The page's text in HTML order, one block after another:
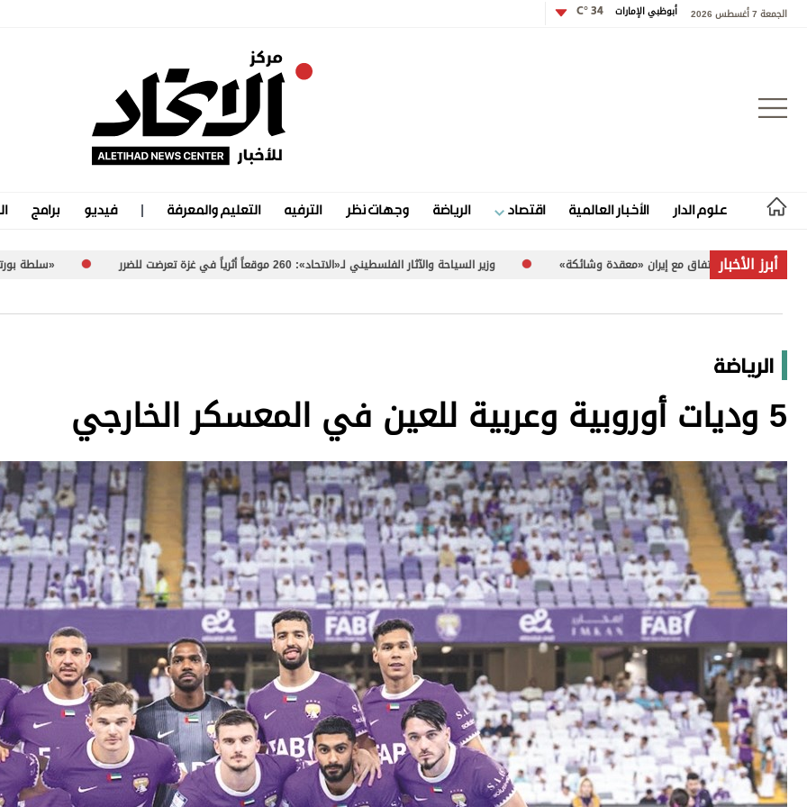
الجمعة 7 أغسطس 2026 أبوظبي الإمارات 34 °C
علوم الدار الأخبار العالمية اقتصاد الرياضة وجهات نظر الترفيه التعليم والمعرفة فيديو برامج
علوم الدار
الرياضة
وجهات نظر
الترفيه
التعليم والمعرفة
الذكاء الاصطناعي
تغطيات
بودكاست
إنفوجراف
قصة صورة
كاريكتير
أبرز الأخبار
وشائكة» وزير السياحة والآثار الفلسطيني لـ«الاتحاد»: 260 موقعاً أثرياً في غزة تعرضت للضرر «سلطة بورتسودان».. ممارسات مشبوهة تُعرّض
الرياضة
5 وديات أوروبية وعربية للعين في المعسكر الخارجي